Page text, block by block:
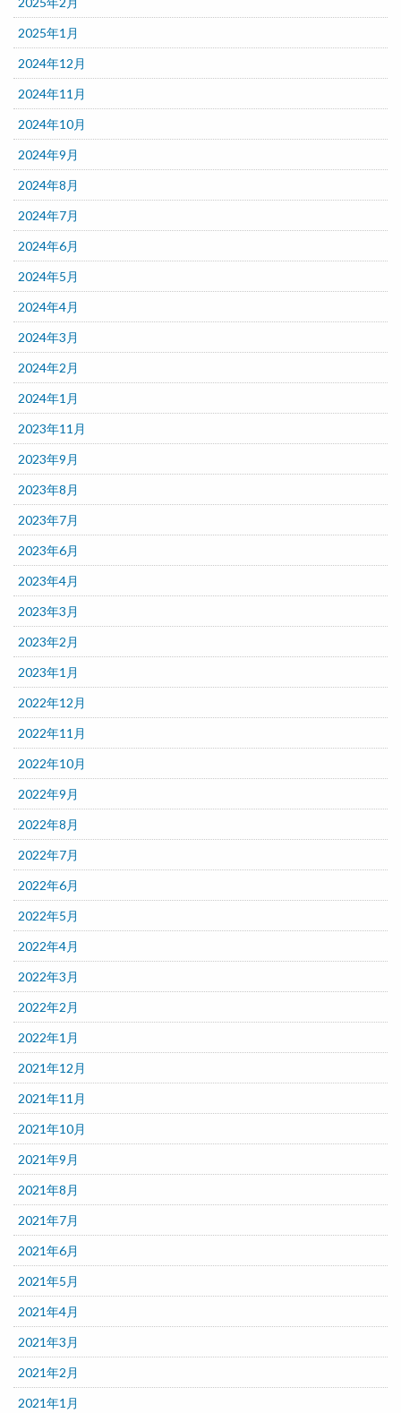
2025年1月
2024年12月
2024年11月
2024年10月
2024年9月
2024年8月
2024年7月
2024年6月
2024年5月
2024年4月
2024年3月
2024年2月
2024年1月
2023年11月
2023年9月
2023年8月
2023年7月
2023年6月
2023年4月
2023年3月
2023年2月
2023年1月
2022年12月
2022年11月
2022年10月
2022年9月
2022年8月
2022年7月
2022年6月
2022年5月
2022年4月
2022年3月
2022年2月
2022年1月
2021年12月
2021年11月
2021年10月
2021年9月
2021年8月
2021年7月
2021年6月
2021年5月
2021年4月
2021年3月
2021年2月
2021年1月